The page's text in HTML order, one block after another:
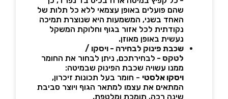
שהם פועלים באופן עצמאי ללא כל תלות של
האחד בשני, המשמעות היא שנוצרת תמיכה
נקודתית לכל אזור בגוף וחלוקת המשקל
נעשית באופן מאוזן.
שכבת פינוק לבחירה - ויסקו /
לטקס - לבחירתכם, ניתן לבחור את החומר
ממנו עשויה שכבת הפינוק שבמיטה:
ויסקו אלסטי - חומר בעל תכונות זיכרון,
המתאים את עצמו למתאר הגוף ויוצר סביבת
שינה רכה, תומכת ומלטפת.